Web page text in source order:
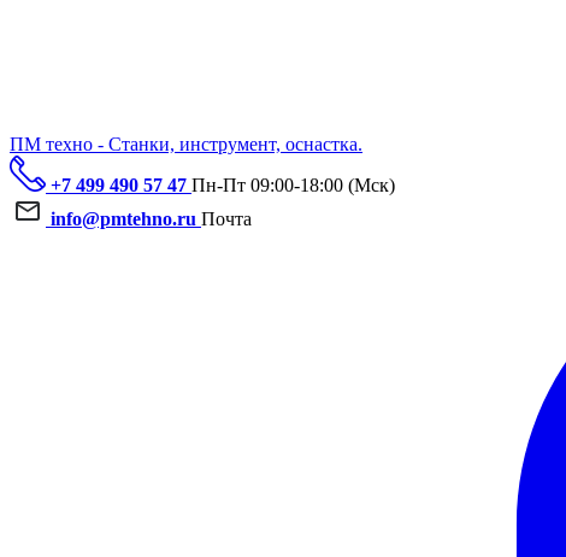
ПМ техно - Станки, инструмент, оснастка.
+7 499 490 57 47 Пн-Пт 09:00-18:00 (Мск)
info@pmtehno.ru Почта